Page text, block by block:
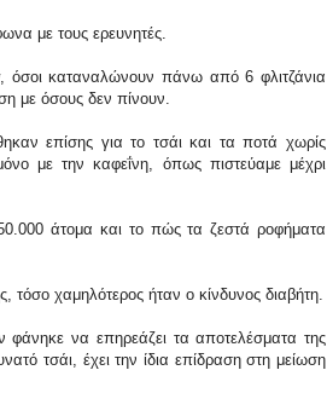
με τους ερευνητές.
όσοι καταναλώνουν πάνω από 6 φλιτζάνια
με όσους δεν πίνουν.
επίσης για το τσάι και τα ποτά χωρίς
με την καφεΐνη, όπως πιστεύαμε μέχρι
άτομα και το πώς τα ζεστά ροφήματα
χαμηλότερος ήταν ο κίνδυνος διαβήτη.
να επηρεάζει τα αποτελέσματα της
τσάι, έχει την ίδια επίδραση στη μείωση